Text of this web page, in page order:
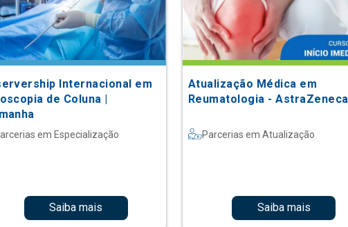
Internacional em
de Coluna |
em Especialização
Saiba mais
Atualização Médica em
Reumatologia - AstraZeneca
Parcerias em Atualização
Saiba mais